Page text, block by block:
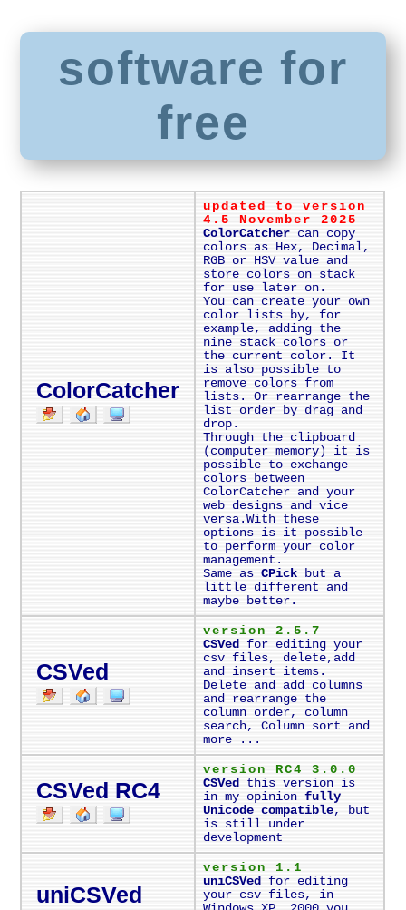
software for
free
ColorCatcher
updated to version
4.5 November 2025
ColorCatcher can copy
colors as Hex, Decimal,
RGB or HSV value and
store colors on stack
for use later on.
You can create your own
color lists by, for
example, adding the
nine stack colors or
the current color. It
is also possible to
remove colors from
lists. Or rearrange the
list order by drag and
drop.
Through the clipboard
(computer memory) it is
possible to exchange
colors between
ColorCatcher and your
web designs and vice
versa.With these
options is it possible
to perform your color
management.
Same asCPick but a
little different and
maybe better.
CSVed
version 2.5.7
CSVed for editing your
csv files, delete,add
and insert items.
Delete and add columns
and rearrange the
column order, column
search, Column sort and
more ...
CSVed RC4
version RC4 3.0.0
CSVed this version is
in my opinionfully
Unicode compatible, but
is still under
development
uniCSVed
version 1.1
uniCSVed for editing
your csv files, in